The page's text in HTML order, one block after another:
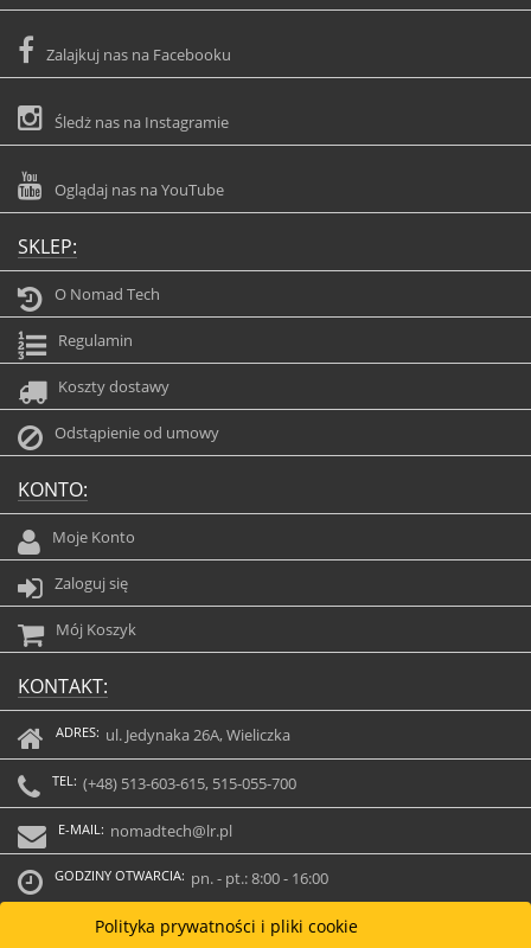
Zalajkuj nas na Facebooku
Śledż nas na Instagramie
Oglądaj nas na YouTube
SKLEP:
O Nomad Tech
Regulamin
Koszty dostawy
Odstąpienie od umowy
KONTO:
Moje Konto
Zaloguj się
Mój Koszyk
KONTAKT:
ADRES: ul. Jedynaka 26A, Wieliczka
TEL: (+48) 513-603-615, 515-055-700
E-MAIL: nomadtech@lr.pl
GODZINY OTWARCIA: pn. - pt.: 8:00 - 16:00
Polityka prywatności i pliki cookie